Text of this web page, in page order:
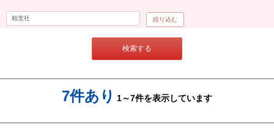
絞り込む
検索する
7件あり 1～7件を表示しています